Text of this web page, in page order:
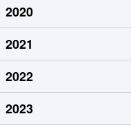
2020
2021
2022
2023